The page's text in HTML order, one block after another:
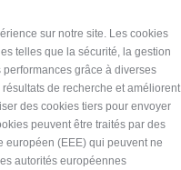
sur notre site. Les cookies
telles que la sécurité, la gestion
grâce à diverses
de recherche et améliorent
des cookies tiers pour envoyer
peuvent être traités par des
européen (EEE) qui peuvent ne
autorités européennes